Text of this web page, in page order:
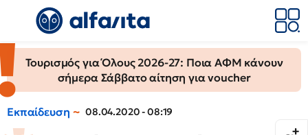
Τουρισμός για Όλους 2026-27: Ποια ΑΦΜ κάνουν
σήμερα Σάββατο αίτηση για voucher
Εκπαίδευση 08.04.2020 - 08:19